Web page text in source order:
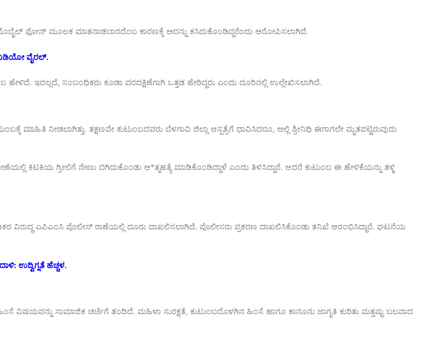
ಫೋನ್ ಮೂಲಕ ಮಾತನಾಡಬಾರದೆಂಬ ಕಾರಣಕ್ಕೆ ಅದನ್ನು ಕಸಿದುಕೊಂಡಿದ್ದರೆಂದು ಆರೋಪಿಸಲಾಗಿದೆ.
ವಿಡಿಯೋ ವೈರಲ್.
ಇದಲ್ಲದೆ, ಸಂಬಂಧಿಕರು ಕೂಡಾ ವರದಕ್ಷಿಣೆಗಾಗಿ ಒತ್ತಡ ಹೇರಿದ್ದರು ಎಂದು ದೂರಿನಲ್ಲಿ ಉಲ್ಲೇಖಿಸಲಾಗಿದೆ.
ಮಾಹಿತಿ ನೀಡಲಾಗಿತ್ತು. ತಕ್ಷಣವೇ ಕುಟುಂಬದವರು ಬೆಳಗಾವಿ ಜಿಲ್ಲಾ ಆಸ್ಪತ್ರೆಗೆ ಧಾವಿಸಿದರೂ, ಅಲ್ಲಿ ಶ್ರೀನಿಧಿ ಈಗಾಗಲೇ ಮೃತಪಟ್ಟಿರುವುದು
ಗ್ರೀಲಿಗೆ ನೇಣು ಬಿಗಿದುಕೊಂಡು ಆ*ತ್ಮಹತ್ಯೆ ಮಾಡಿಕೊಂಡಿದ್ದಾಳೆ ಎಂದು ತಿಳಿಸಿದ್ದಾರೆ. ಆದರೆ ಕುಟುಂಬ ಈ ಹೇಳಿಕೆಯನ್ನು ತಳ್ಳಿ
ವಿರುದ್ಧ ಎಪಿಎಂಸಿ ಪೊಲೀಸ್ ಠಾಣೆಯಲ್ಲಿ ದೂರು ದಾಖಲಿಸಲಾಗಿದೆ. ಪೊಲೀಸರು ಪ್ರಕರಣ ದಾಖಲಿಸಿಕೊಂಡು ತನಿಖೆ ಆರಂಭಿಸಿದ್ದಾರೆ. ಘಟನೆಯ
ಉದ್ವಿಗ್ನತೆ ಹೆಚ್ಚಳ.
ವಿಷಯವನ್ನು ಸಾಮಾಜಿಕ ಚರ್ಚೆಗೆ ತಂದಿದೆ. ಮಹಿಳಾ ಸುರಕ್ಷತೆ, ಕುಟುಂಬದೊಳಗಿನ ಹಿಂಸೆ ಹಾಗೂ ಕಾನೂನು ಜಾಗೃತಿ ಕುರಿತು ಮತ್ತಷ್ಟು ಬಲವಾದ